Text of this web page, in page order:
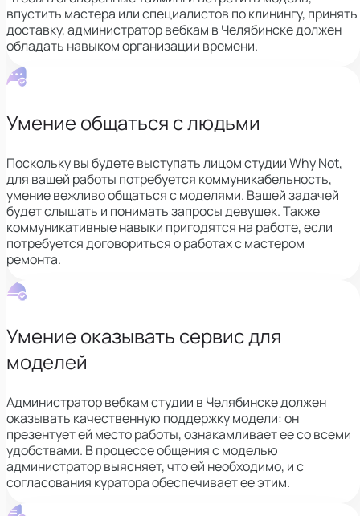
впустить мастера или специалистов по клинингу, принять
доставку,администратор вебкам в Челябинске должен
обладать навыком организации времени.
Умение общаться с людьми
Поскольку вы будете выступать лицом студии Why Not,
для вашей работы потребуется коммуникабельность,
умение вежливо общаться с моделями. Вашей задачей
будет слышать и понимать запросы девушек. Также
коммуникативные навыки пригодятся на работе, если
потребуется договориться о работах с мастером
ремонта.
Умение оказывать сервис для
моделей
Администратор вебкам студии в Челябинске должен
оказывать качественную поддержку модели: он
презентует ей место работы, ознакамливает ее со всеми
удобствами. В процессе общения с моделью
администратор выясняет, что ей необходимо, и с
согласования куратора обеспечивает ее этим.